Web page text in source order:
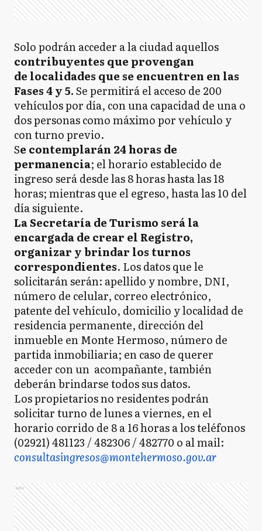
Solo podrán acceder a la ciudad aquellos
contribuyentes que provengan
de localidades que se encuentren en las
Fases 4 y 5.Se permitirá el acceso de 200
vehículos por día, con una capacidad de una o
dos personas como máximo por vehículo y
con turno previo.
Se contemplarán 24 horas de
permanencia; el horario establecido de
ingreso será desde las 8 horas hasta las 18
horas; mientras que el egreso, hasta las 10 del
día siguiente.
La Secretaría de Turismo será la
encargada de crear el Registro,
organizar y brindar los turnos
correspondientes. Los datos que le
solicitarán serán: apellido y nombre, DNI,
número de celular, correo electrónico,
patente del vehículo, domicilio y localidad de
residencia permanente, dirección del
inmueble en Monte Hermoso, número de
partida inmobiliaria; en caso de querer
acceder con un acompañante, también
deberán brindarse todos sus datos.
Los propietarios no residentes podrán
solicitar turno de lunes a viernes, en el
horario corrido de 8 a 16 horas a los teléfonos
(02921) 481123 / 482306 / 482770 o al mail:
consultasingresos@montehermoso.gov.ar
Ads